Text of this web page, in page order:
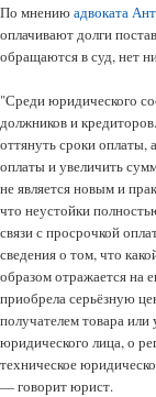
По мнениюадвоката
оплачивают долги
обращаются в суд, нет
"Среди юридического
должников и
оттянуть сроки оплаты,
оплаты и увеличить
не является новым и
что неустойки
связи с просрочкой
сведения о том, что
образом отражается на
приобрела серьёзную
получателем товара или
юридического лица, о
техническое
— говорит юрист.